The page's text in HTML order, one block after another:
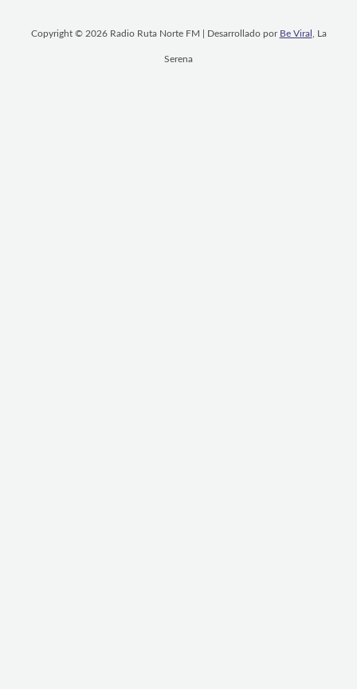
Copyright © 2026 Radio Ruta Norte FM | Desarrollado por Be Viral , La
Serena